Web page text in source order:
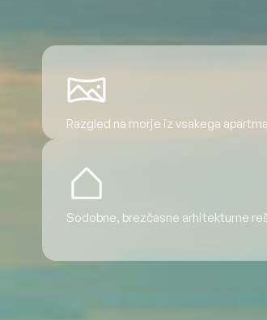
Razgled na morje iz vsakega
Sodobne, brezčasne arhitekturne